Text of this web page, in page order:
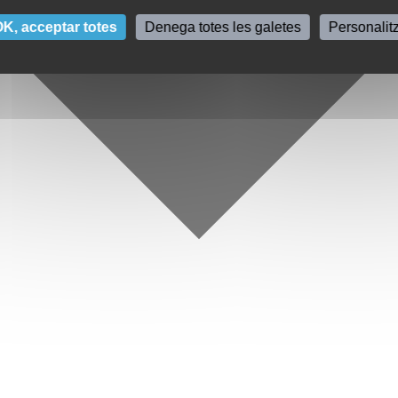
acceptar totes Denega totes les galetes